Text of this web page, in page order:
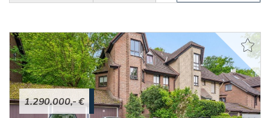
1.290.000,- €